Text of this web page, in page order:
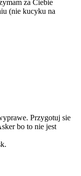
za Ciebie
(nie kucyku na
Przygotuj sie
bo to nie jest